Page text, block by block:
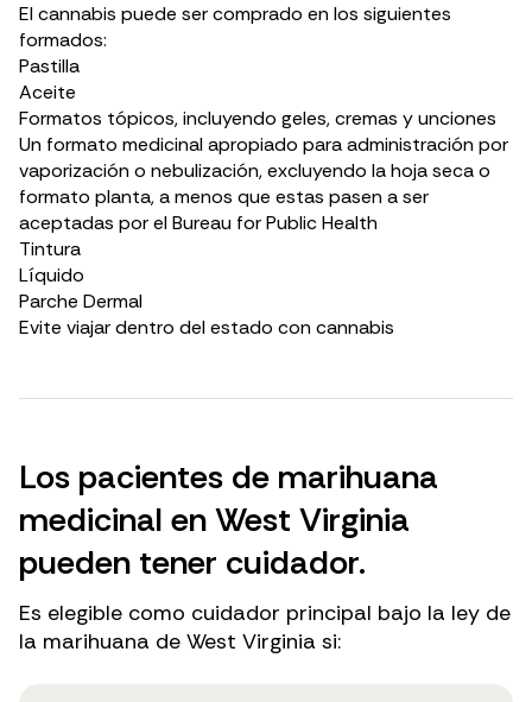
El cannabis puede ser comprado en los siguientes
formados:
Pastilla
Aceite
Formatos tópicos, incluyendo geles, cremas y unciones
Un formato medicinal apropiado para administración por
vaporización o nebulización, excluyendo la hoja seca o
formato planta, a menos que estas pasen a ser
aceptadas por el Bureau for Public Health
Tintura
Líquido
Parche Dermal
Evite viajar dentro del estado con cannabis
Los pacientes de marihuana
medicinal en West Virginia
pueden tener cuidador.
Es elegible como cuidador principal bajo la ley de
la marihuana de West Virginia si: